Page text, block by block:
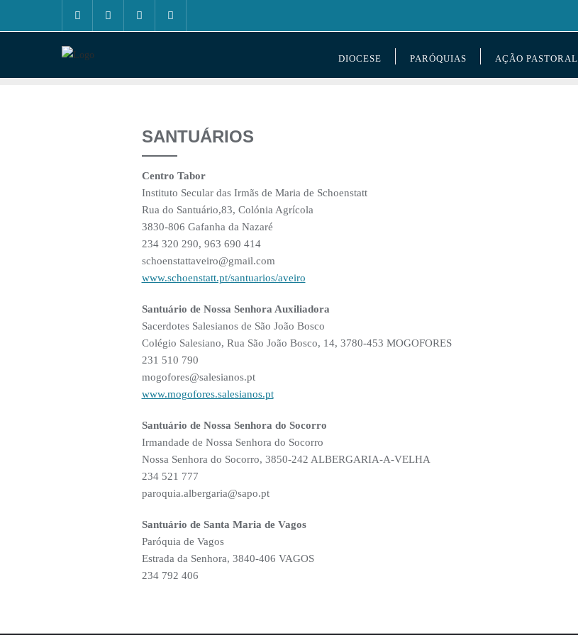
DIOCESE PARÓQUIAS AÇÃO PASTORAL
SANTUÁRIOS
Centro Tabor
Instituto Secular das Irmãs de Maria de Schoenstatt
Rua do Santuário,83, Colónia Agrícola
3830-806 Gafanha da Nazaré
234 320 290, 963 690 414
schoenstattaveiro@gmail.com
www.schoenstatt.pt/santuarios/aveiro
Santuário de Nossa Senhora Auxiliadora
Sacerdotes Salesianos de São João Bosco
Colégio Salesiano, Rua São João Bosco, 14, 3780-453 MOGOFORES
231 510 790
mogofores@salesianos.pt
www.mogofores.salesianos.pt
Santuário de Nossa Senhora do Socorro
Irmandade de Nossa Senhora do Socorro
Nossa Senhora do Socorro, 3850-242 ALBERGARIA-A-VELHA
234 521 777
paroquia.albergaria@sapo.pt
Santuário de Santa Maria de Vagos
Paróquia de Vagos
Estrada da Senhora, 3840-406 VAGOS
234 792 406